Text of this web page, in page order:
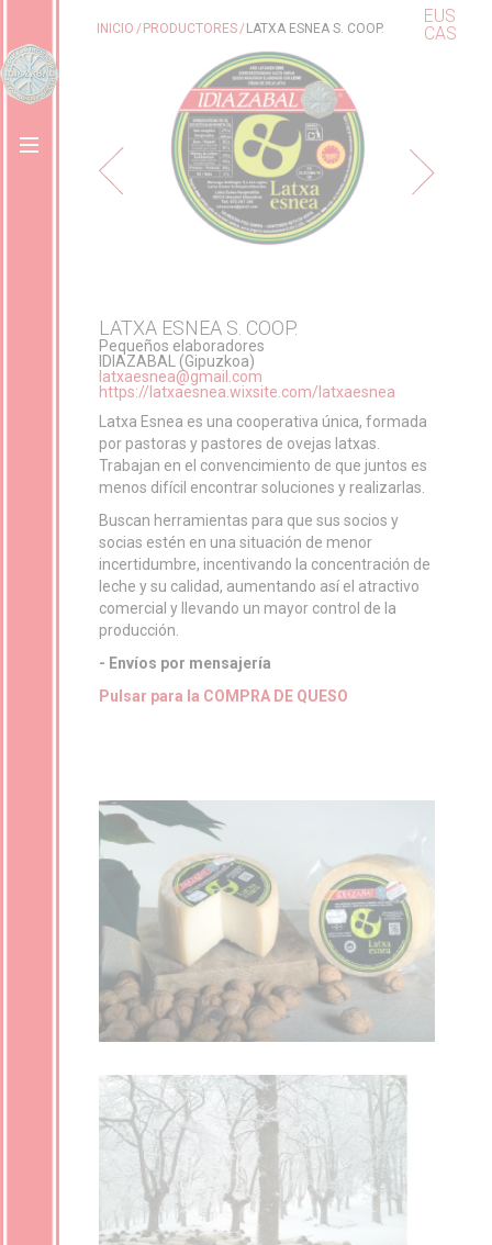
EUS
CAS
INICIO PRODUCTORES LATXA ESNEA S. COOP.
LATXA ESNEA S. COOP.
Pequeños elaboradores
IDIAZABAL (Gipuzkoa)
latxaesnea@gmail.com
https://latxaesnea.wixsite.com/latxaesnea
Latxa Esnea es una cooperativa única, formada
por pastoras y pastores de ovejas latxas.
Trabajan en el convencimiento de que juntos es
menos difícil encontrar soluciones y realizarlas.
Buscan herramientas para que sus socios y
socias estén en una situación de menor
incertidumbre, incentivando la concentración de
leche y su calidad, aumentando así el atractivo
comercial y llevando un mayor control de la
producción.
- Envíos por mensajería
Pulsar para la COMPRA DE QUESO